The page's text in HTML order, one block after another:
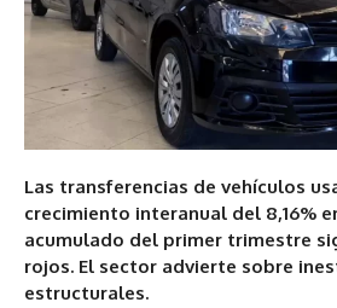
Las transferencias de vehículos
crecimiento interanual del 8,16%
acumulado del primer trimestre
rojos. El sector advierte sobre
estructurales.